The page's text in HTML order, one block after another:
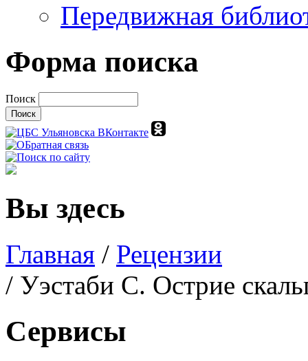
Передвижная
Форма поиска
Поиск
Вы здесь
Главная / Рецензии
/ Уэстаби С. Острие
Сервисы